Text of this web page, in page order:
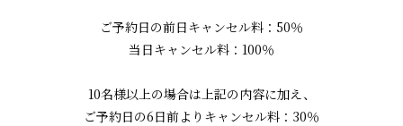
ご予約日の前日キャンセル料：50％
当日キャンセル料：100％
10名様以上の場合は上記の内容に加え、
ご予約日の6日前よりキャンセル料：30％